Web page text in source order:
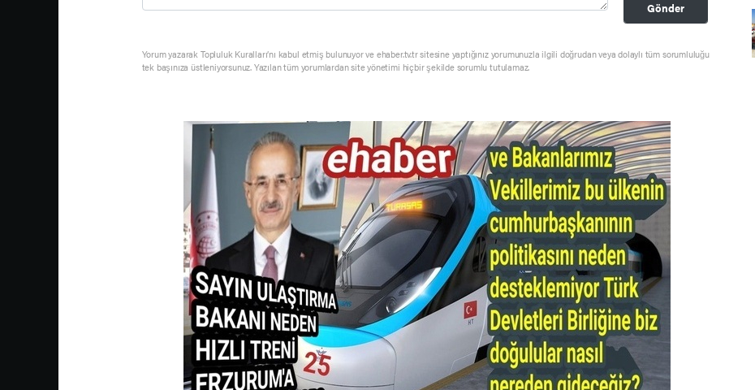
Gönder
Yorum yazarak Topluluk Kuralları’nı kabul etmiş bulunuyor ve ehaber.tv.tr sitesine yaptığınız yorumunuzla ilgili doğrudan veya dolaylı tüm sorumluluğu
tek başınıza üstleniyorsunuz. Yazılan tüm yorumlardan site yönetimi hiçbir şekilde sorumlu tutulamaz.